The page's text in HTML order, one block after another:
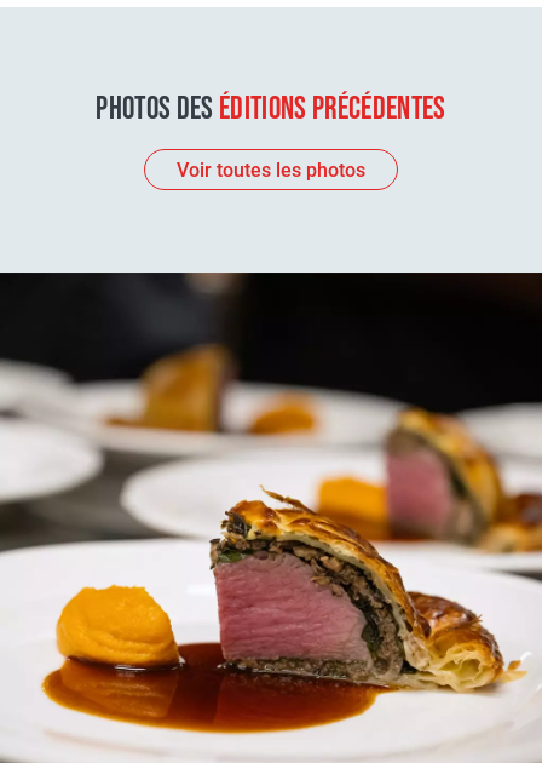
PHOTOS DES ÉDITIONS PRÉCÉDENTES
Voir toutes les photos